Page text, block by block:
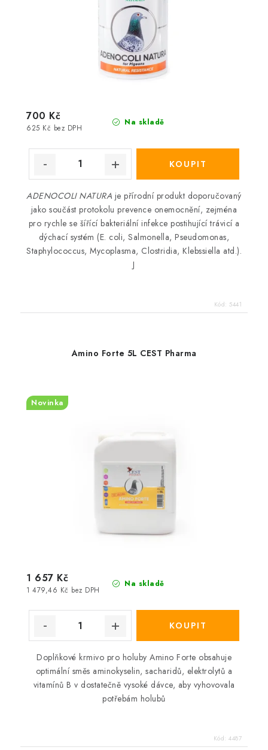
Na skladě
625 Kč bez DPH
700 Kč
ADENOCOLI NATURA je přírodní produkt doporučovaný
jako součást protokolu prevence onemocnění, zejména
pro rychle se šířící bakteriální infekce postihující trávicí a
dýchací systém (E. coli, Salmonella, Pseudomonas,
Staphylococcus, Mycoplasma, Clostridia, Klebssiella atd.).
J
Kód: 5441
Amino Forte 5L CEST Pharma
Novinka
Na skladě
1 479,46 Kč bez DPH
1 657 Kč
Doplňkové krmivo pro holuby Amino Forte obsahuje
optimální směs aminokyselin, sacharidů, elektrolytů a
vitamínů B v dostatečně vysoké dávce, aby vyhovovala
potřebám holubů
Kód: 4487